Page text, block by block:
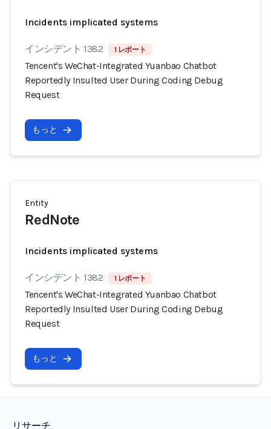
Incidents implicated systems
インシデント 1382 1 レポート
Tencent's WeChat-Integrated Yuanbao Chatbot
Reportedly Insulted User During Coding Debug
Request
もっと
Entity
RedNote
Incidents implicated systems
インシデント 1382 1 レポート
Tencent's WeChat-Integrated Yuanbao Chatbot
Reportedly Insulted User During Coding Debug
Request
もっと
リサーチ